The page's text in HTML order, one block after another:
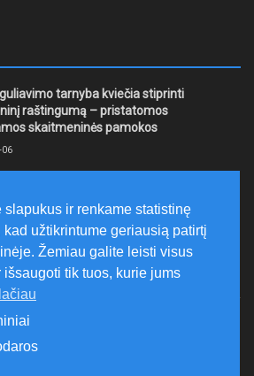
tarnyba kviečia stiprinti
raštingumą – pristatomos
skaitmeninės pamokos
06
juda į priekį
redakcijai
slapukus ir renkame statistinę
kad užtikrintume geriausią patirtį
Žemiau galite leisti visus
išsaugoti tik tuos, kurie jums